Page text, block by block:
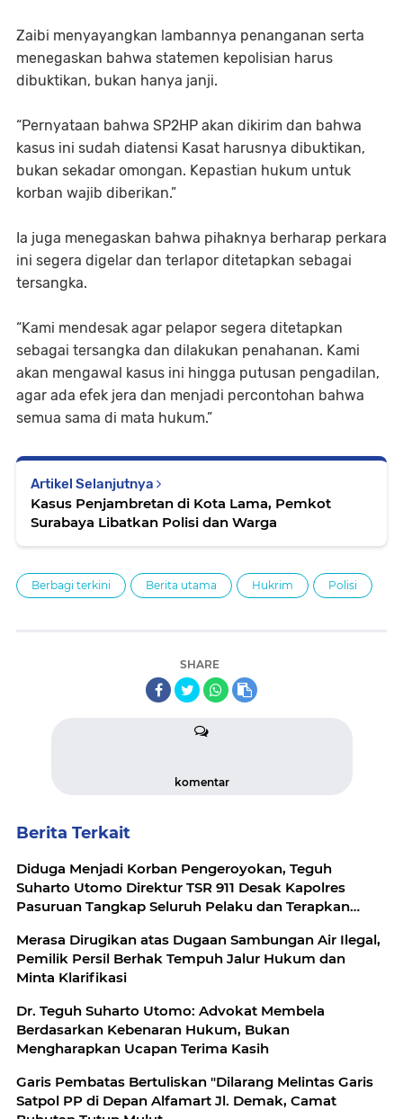
Zaibi menyayangkan lambannya penanganan serta
menegaskan bahwa statemen kepolisian harus
dibuktikan, bukan hanya janji.
“Pernyataan bahwa SP2HP akan dikirim dan bahwa
kasus ini sudah diatensi Kasat harusnya dibuktikan,
bukan sekadar omongan. Kepastian hukum untuk
korban wajib diberikan.”
Ia juga menegaskan bahwa pihaknya berharap perkara
ini segera digelar dan terlapor ditetapkan sebagai
tersangka.
“Kami mendesak agar pelapor segera ditetapkan
sebagai tersangka dan dilakukan penahanan. Kami
akan mengawal kasus ini hingga putusan pengadilan,
agar ada efek jera dan menjadi percontohan bahwa
semua sama di mata hukum.”
Artikel Selanjutnya
Kasus Penjambretan di Kota Lama, Pemkot
Surabaya Libatkan Polisi dan Warga
Berbagi terkini Berita utama Hukrim Polisi
SHARE
komentar
Berita Terkait
Diduga Menjadi Korban Pengeroyokan, Teguh
Suharto Utomo Direktur TSR 911 Desak Kapolres
Pasuruan Tangkap Seluruh Pelaku dan Terapkan
Merasa Dirugikan atas Dugaan Sambungan Air Ilegal,
Pemilik Persil Berhak Tempuh Jalur Hukum dan
Minta Klarifikasi
Dr. Teguh Suharto Utomo: Advokat Membela
Berdasarkan Kebenaran Hukum, Bukan
Mengharapkan Ucapan Terima Kasih
Garis Pembatas Bertuliskan "Dilarang Melintas Garis
Satpol PP di Depan Alfamart Jl. Demak, Camat